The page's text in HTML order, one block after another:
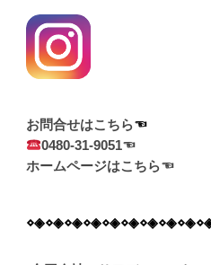
お問合せはこちら
0480-31-9051☜
ホームページはこちら☜